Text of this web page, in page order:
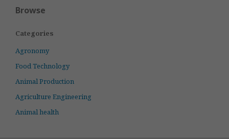
Browse
Categories
Agronomy
Food Technology
Animal Production
Agriculture Engineering
Animal health